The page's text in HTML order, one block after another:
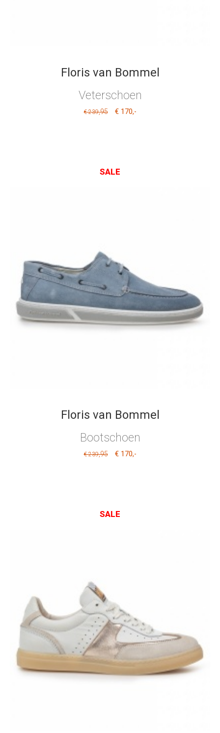
Floris van Bommel
Veterschoen
€ 239,95 € 170,-
SALE
Floris van Bommel
Bootschoen
€ 239,95 € 170,-
SALE